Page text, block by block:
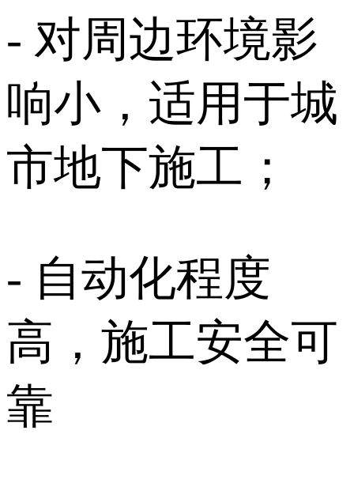
- 对周边环境影
响小，适用于城
市地下施工；
- 自动化程度
高，施工安全可
靠